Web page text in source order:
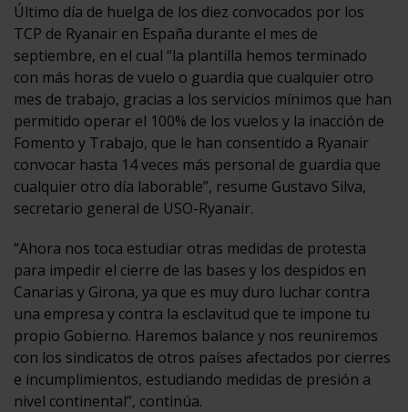
Último día de huelga de los diez convocados por los
TCP de Ryanair en España durante el mes de
septiembre, en el cual “la plantilla hemos terminado
con más horas de vuelo o guardia que cualquier otro
mes de trabajo, gracias a los servicios mínimos que han
permitido operar el 100% de los vuelos y la inacción de
Fomento y Trabajo, que le han consentido a Ryanair
convocar hasta 14 veces más personal de guardia que
cualquier otro día laborable”, resume Gustavo Silva,
secretario general de USO-Ryanair.
“Ahora nos toca estudiar otras medidas de protesta
para impedir el cierre de las bases y los despidos en
Canarias y Girona, ya que es muy duro luchar contra
una empresa y contra la esclavitud que te impone tu
propio Gobierno. Haremos balance y nos reuniremos
con los sindicatos de otros países afectados por cierres
e incumplimientos, estudiando medidas de presión a
nivel continental”, continúa.